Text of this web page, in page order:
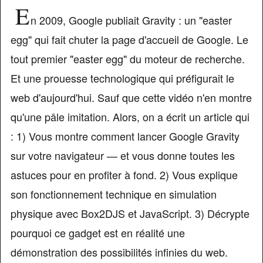
En 2009, Google publiait Gravity : un "easter
egg" qui fait chuter la page d'accueil de Google. Le
tout premier "easter egg" du moteur de recherche.
Et une prouesse technologique qui préfigurait le
web d'aujourd'hui. Sauf que cette vidéo n'en montre
qu'une pâle imitation. Alors, on a écrit un article qui
: 1) Vous montre comment lancer Google Gravity
sur votre navigateur — et vous donne toutes les
astuces pour en profiter à fond. 2) Vous explique
son fonctionnement technique en simulation
physique avec Box2DJS et JavaScript. 3) Décrypte
pourquoi ce gadget est en réalité une
démonstration des possibilités infinies du web.